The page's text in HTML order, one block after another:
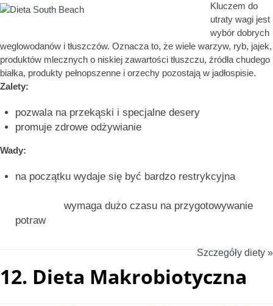
Kluczem do
utraty wagi jest
wybór dobrych
weglowodanów i tłuszczów. Oznacza to, że wiele warzyw, ryb, jajek,
produktów mlecznych o niskiej zawartości tłuszczu, źródła chudego
białka, produkty pełnopszenne i orzechy pozostają w jadłospisie.
Zalety:
pozwala na przekąski i specjalne desery
promuje zdrowe odżywianie
Wady:
na początku wydaje się być bardzo restrykcyjna
wymaga dużo czasu na przygotowywanie
potraw
Szczegóły diety »
12. Dieta Makrobiotyczna